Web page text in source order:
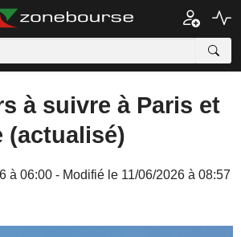
à suivre à Paris et
(actualisé)
à 06:00 - Modifié le 11/06/2026 à 08:57